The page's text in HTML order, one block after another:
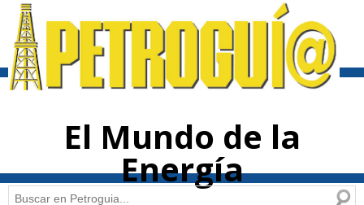
contenido
El Mundo de la
Energía
Buscar